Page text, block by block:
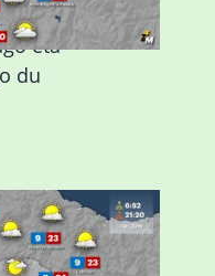
du gaur,
eta
du